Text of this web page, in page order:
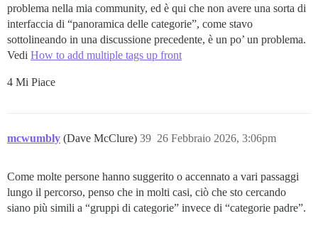
problema nella mia community, ed è qui che non avere una sorta di
interfaccia di “panoramica delle categorie”, come stavo
sottolineando in una discussione precedente, è un po’ un problema.
Vedi How to add multiple tags up front
4 Mi Piace
mcwumbly (Dave McClure) 26 Febbraio 2026, 3:06pm
39
Come molte persone hanno suggerito o accennato a vari passaggi
lungo il percorso, penso che in molti casi, ciò che sto cercando
siano più simili a “gruppi di categorie” invece di “categorie padre”.